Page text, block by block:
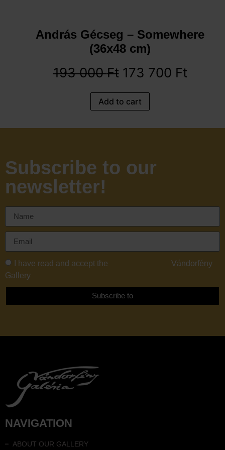
András Gécseg – Somewhere
(36x48 cm)
193 000Ft 173 700 Ft
Add to cart
Subscribe to our
newsletter!
I have read and accept the
Vándorfény
Gallery
Subscribe to
NAVIGATION
ABOUT OUR GALLERY